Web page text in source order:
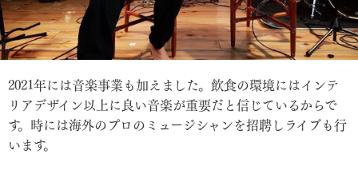
2021年には音楽事業も加えました。飲食の環境にはインテ
リアデザイン以上に良い音楽が重要だと信じているからで
す。時には海外のプロのミュージシャンを招聘しライブも行
います。